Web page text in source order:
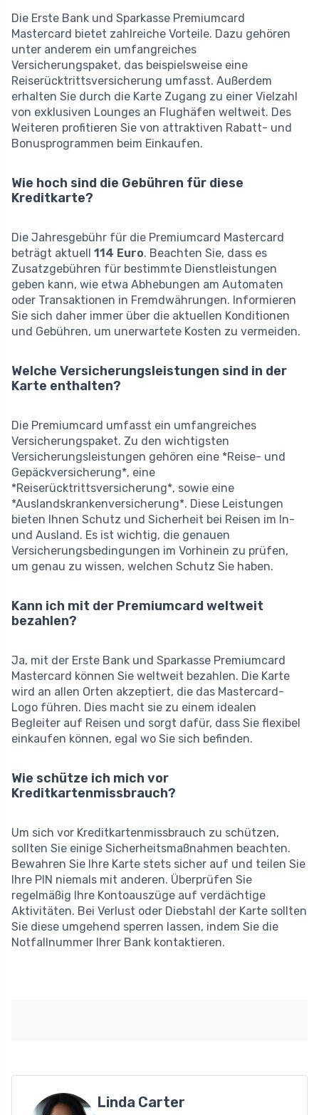
Die Erste Bank und Sparkasse Premiumcard
Mastercard bietet zahlreiche Vorteile. Dazu gehören
unter anderem ein umfangreiches
Versicherungspaket, das beispielsweise eine
Reiserücktrittsversicherung umfasst. Außerdem
erhalten Sie durch die Karte Zugang zu einer Vielzahl
von exklusiven Lounges an Flughäfen weltweit. Des
Weiteren profitieren Sie von attraktiven Rabatt- und
Bonusprogrammen beim Einkaufen.
Wie hoch sind die Gebühren für diese
Kreditkarte?
Die Jahresgebühr für die Premiumcard Mastercard
beträgt aktuell 114 Euro. Beachten Sie, dass es
Zusatzgebühren für bestimmte Dienstleistungen
geben kann, wie etwa Abhebungen am Automaten
oder Transaktionen in Fremdwährungen. Informieren
Sie sich daher immer über die aktuellen Konditionen
und Gebühren, um unerwartete Kosten zu vermeiden.
Welche Versicherungsleistungen sind in der
Karte enthalten?
Die Premiumcard umfasst ein umfangreiches
Versicherungspaket. Zu den wichtigsten
Versicherungsleistungen gehören eine *Reise- und
Gepäckversicherung*, eine
*Reiserücktrittsversicherung*, sowie eine
*Auslandskrankenversicherung*. Diese Leistungen
bieten Ihnen Schutz und Sicherheit bei Reisen im In-
und Ausland. Es ist wichtig, die genauen
Versicherungsbedingungen im Vorhinein zu prüfen,
um genau zu wissen, welchen Schutz Sie haben.
Kann ich mit der Premiumcard weltweit
bezahlen?
Ja, mit der Erste Bank und Sparkasse Premiumcard
Mastercard können Sie weltweit bezahlen. Die Karte
wird an allen Orten akzeptiert, die das Mastercard-
Logo führen. Dies macht sie zu einem idealen
Begleiter auf Reisen und sorgt dafür, dass Sie flexibel
einkaufen können, egal wo Sie sich befinden.
Wie schütze ich mich vor
Kreditkartenmissbrauch?
Um sich vor Kreditkartenmissbrauch zu schützen,
sollten Sie einige Sicherheitsmaßnahmen beachten.
Bewahren Sie Ihre Karte stets sicher auf und teilen Sie
Ihre PIN niemals mit anderen. Überprüfen Sie
regelmäßig Ihre Kontoauszüge auf verdächtige
Aktivitäten. Bei Verlust oder Diebstahl der Karte sollten
Sie diese umgehend sperren lassen, indem Sie die
Notfallnummer Ihrer Bank kontaktieren.
Linda Carter